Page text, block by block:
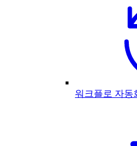
워크플로 자동